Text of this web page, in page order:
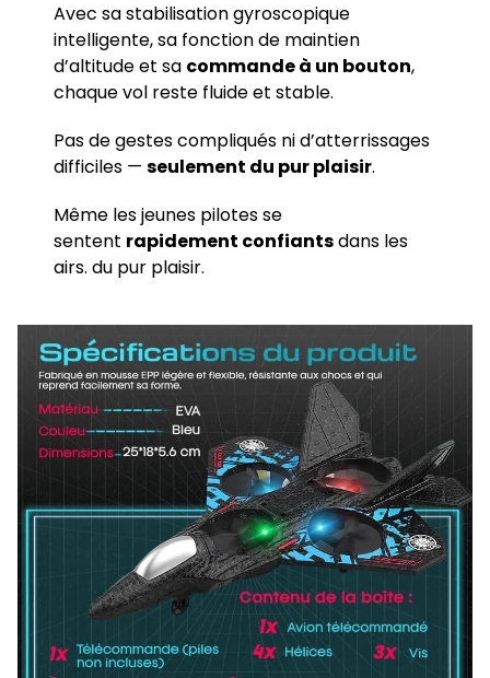
Avec sa stabilisation gyroscopique
intelligente, sa fonction de maintien
d’altitude et sa commande à un bouton,
chaque vol reste fluide et stable.
Pas de gestes compliqués ni d’atterrissages
difficiles —seulement du pur plaisir.
Même les jeunes pilotes se
sentent rapidement confiantsdans les
airs. du pur plaisir.